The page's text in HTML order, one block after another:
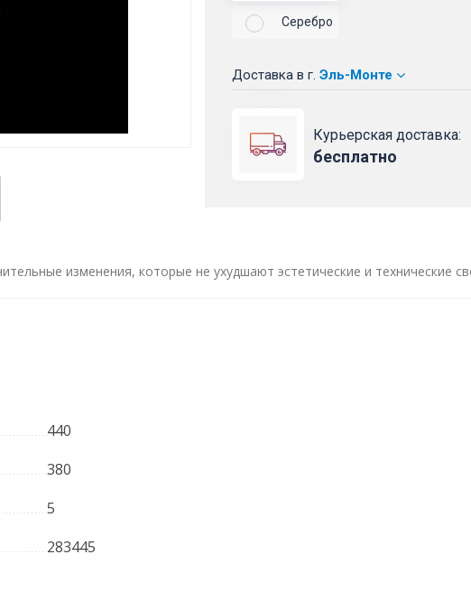
Серебро
Доставка в г. Эль-Монте
Курьерская доставка:
бесплатно
изменения, которые не ухудшают эстетические и технические
440
380
5
283445